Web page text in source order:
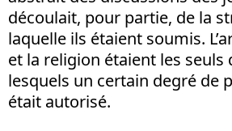
découlait, pour partie, de la
laquelle ils étaient soumis.
et la religion étaient les seuls
lesquels un certain degré de
était autorisé.